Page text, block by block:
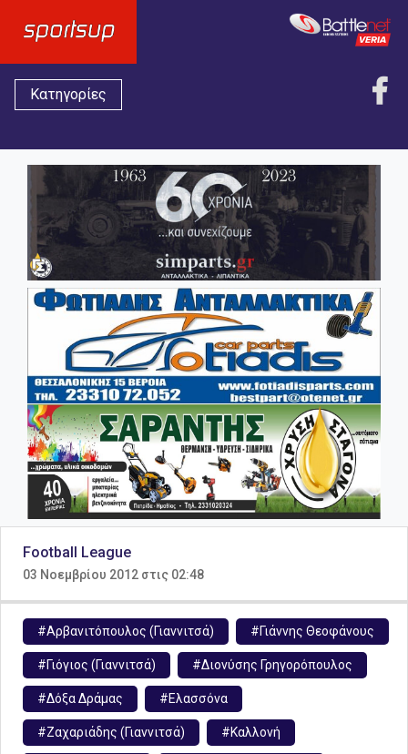
Κατηγορίες
Football League
03 Νοεμβρίου 2012 στις 02:48
#Αρβανιτόπουλος (Γιαννιτσά) #Γιάννης Θεοφάνους
#Γιόγιος (Γιαννιτσά) #Διονύσης Γρηγορόπουλος
#Δόξα Δράμας #Ελασσόνα
#Ζαχαριάδης (Γιαννιτσά) #Καλλονή